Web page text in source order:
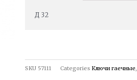
Д 32
SKU 57111 Categories Ключи гаечные,